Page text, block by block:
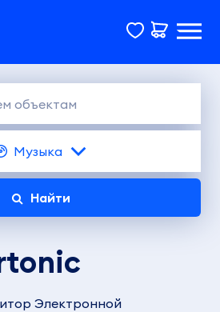
Музыка
Найти
Электронной